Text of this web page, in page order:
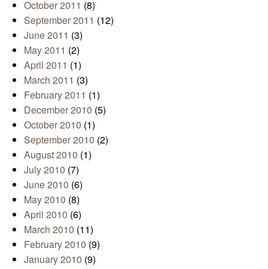
October 2011 (8)
September 2011 (12)
June 2011 (3)
May 2011 (2)
April 2011 (1)
March 2011 (3)
February 2011 (1)
December 2010 (5)
October 2010 (1)
September 2010 (2)
August 2010 (1)
July 2010 (7)
June 2010 (6)
May 2010 (8)
April 2010 (6)
March 2010 (11)
February 2010 (9)
January 2010 (9)